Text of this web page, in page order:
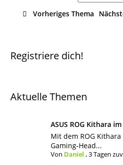
Vorheriges Thema
Registriere dich!
Aktuelle Themen
ASUS ROG Kithara
Mit dem ROG
Gaming-Head...
Von Daniel ,3 Tagen